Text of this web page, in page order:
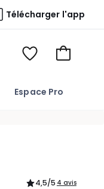
Télécharger l'app
Espace Pro
Voir
Aller
4,5/5 4 avis